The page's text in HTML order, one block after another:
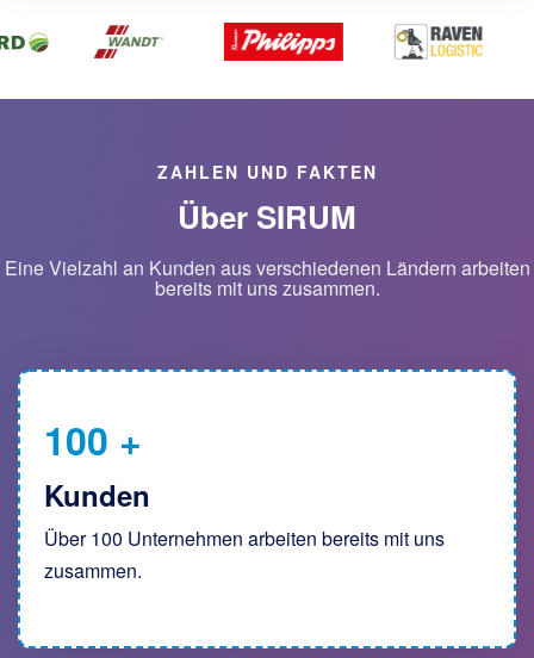
ZAHLEN UND FAKTEN
Über SIRUM
Eine Vielzahl an Kunden aus verschiedenen Ländern arbeiten
bereits mit uns zusammen.
100 +
Kunden
Über 100 Unternehmen arbeiten bereits mit uns
zusammen.